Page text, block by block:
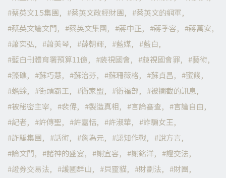
蔡英文1.5集團
蔡英文政經財團
蔡英文的網軍
蔡英文論文門
蔡英文集團 蔣中正 蔣季容
蔣萬安
蕭奕弘
蕭美琴 薛朝輝 藍媒
藍白
藍白刪體育署預算11億
藐視國會 藐視國會罪
藝術
藻礁
蘇巧慧 蘇治芬 蘇珊薇格 蘇貞昌
蜜餞
蟾蜍
街頭霸王 衛家盟 衛福部
被攔截的訊息
被秘密主宰
裴偉 製造真相 言論審查
言論自由
記者
許傳聖 許嘉恬 許淑華
詐騙女王
詐騙集團
話術 詹為元 認知作戰
說方言
論文門
諸神的盛宴 謝宜容 謝銘洋
證交法
證券交易法
護國群山 貝靈貓 財劃法
財團